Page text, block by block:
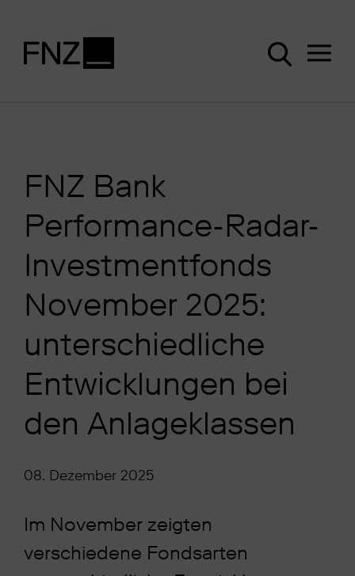
FNZ Bank
Performance-Radar-
Investmentfonds
November 2025:
unterschiedliche
Entwicklungen bei
den Anlageklassen
08. Dezember 2025
Im November zeigten
verschiedene Fondsarten